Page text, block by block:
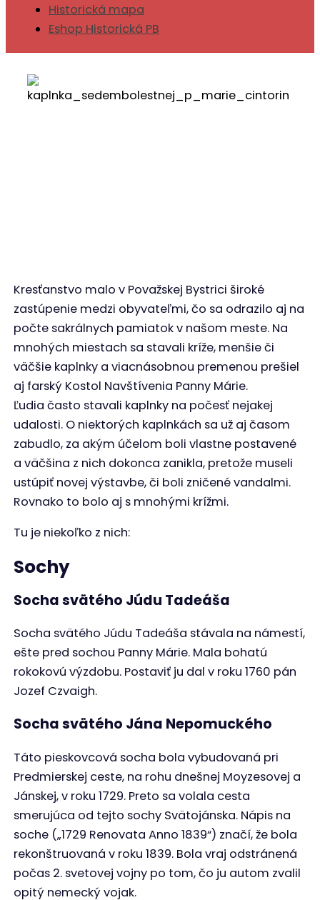
Historická mapa
Eshop Historická PB
Kresťanstvo malo v Považskej Bystrici široké
zastúpenie medzi obyvateľmi, čo sa odrazilo aj na
počte sakrálnych pamiatok v našom meste. Na
mnohých miestach sa stavali kríže, menšie či
väčšie kaplnky a viacnásobnou premenou prešiel
aj farský Kostol Navštívenia Panny Márie.
Ľudia často stavali kaplnky na počesť nejakej
udalosti. O niektorých kaplnkách sa už aj časom
zabudlo, za akým účelom boli vlastne postavené
a väčšina z nich dokonca zanikla, pretože museli
ustúpiť novej výstavbe, či boli zničené vandalmi.
Rovnako to bolo aj s mnohými krížmi.
Tu je niekoľko z nich:
Sochy
Socha svätého Júdu Tadeáša
Socha svätého Júdu Tadeáša stávala na námestí,
ešte pred sochou Panny Márie. Mala bohatú
rokokovú výzdobu. Postaviť ju dal v roku 1760 pán
Jozef Czvaigh.
Socha svätého Jána Nepomuckého
Táto pieskovcová socha bola vybudovaná pri
Predmierskej ceste, na rohu dnešnej Moyzesovej a
Jánskej, v roku 1729. Preto sa volala cesta
smerujúca od tejto sochy Svätojánska. Nápis na
soche („1729 Renovata Anno 1839“) značí, že bola
rekonštruovaná v roku 1839. Bola vraj odstránená
počas 2. svetovej vojny po tom, čo ju autom zvalil
opitý nemecký vojak.